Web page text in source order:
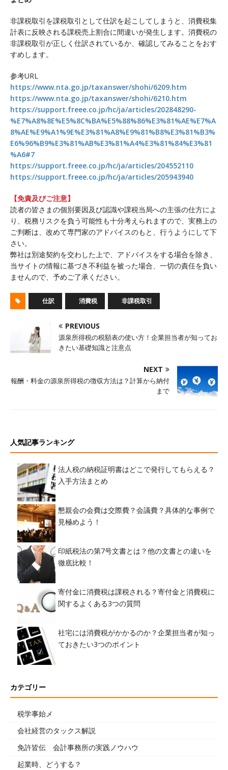
非課税取引を課税取引として仕訳を起こしてしまうと、消費税集
計表に反映される課税売上割合に間違いが発生します。消費税の
非課税取引が正しく仕訳されているか、確認してみることをおす
すめします。
参考URL
https://www.nta.go.jp/taxanswer/shohi/6209.htm
https://www.nta.go.jp/taxanswer/shohi/6210.htm
https://support.freee.co.jp/hc/ja/articles/202848290-
%E7%A8%8E%E5%8C%BA%E5%88%86%E3%81%AE%E7%A
8%AE%E9%A1%9E%E3%81%A8%E9%81%B8%E3%81%B3%
E6%96%B9%E3%81%AB%E3%81%A4%E3%81%84%E3%81
%A6#7
https://support.freee.co.jp/hc/ja/articles/204552110
https://support.freee.co.jp/hc/ja/articles/205943940
【免責及びご注意】
読者の皆さまの個別要因及び認識や課税当局への主張の仕方によ
り、税務リスクを負う可能性も十分考えられますので、実務上の
ご判断は、改めて専門家のアドバイスのもと、行うようにして下
さい。
弊社は別途契約を交わした上で、アドバイスをする場合を除き、
当サイトの情報に基づき不利益を被った場合、一切の責任を負い
ませんので、予めご了承ください。
仕訳 消費税 非課税取引
PREVIOUS
源泉所得税の税額表の使い方！企業担当者が知ってお
きたい基礎知識と注意点
NEXT
報酬・料金の源泉所得税の徴収方法は？計算から納付
まで
人気記事ランキング
法人税の納税証明書はどこで発行してもらえる？
入手方法まとめ
懇親会の会費は交際費？会議費？具体的な事例で
見極めよう！
印紙税法の第7号文書とは？他の文書との違いを
徹底比較！
寄付金に消費税は課税される？寄付金と消費税に
関するよくある3つの質問
社宅には消費税がかかるのか？企業担当者が知っ
ておきたい3つのポイント
カテゴリー
税学事始メ
会社経営のタックス解説
免許皆伝 会計事務所の実践ノウハウ
起業時、どうする？